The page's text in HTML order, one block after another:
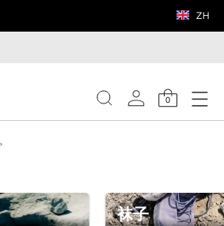
ZH
买的符合条件的商品可退换货。
0
袜子